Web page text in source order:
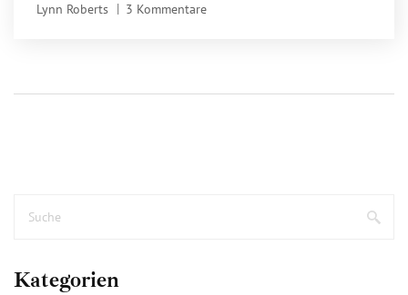
Materialien ein gemütliches Zuhause schaffst.
Lynn Roberts 3 Kommentare
Kategorien